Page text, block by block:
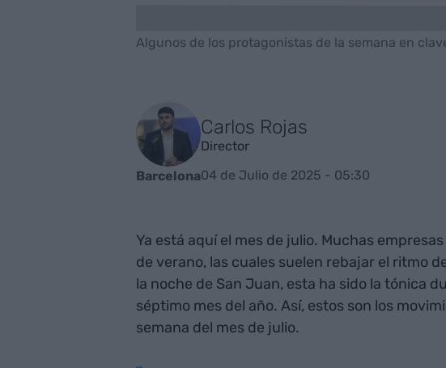
Algunos de los protagonistas de la semana en
Carlos Rojas
Director
Barcelona04 de Julio de 2025 - 05:30
Ya está aquí el mes de julio. Muchas
de verano, las cuales suelen rebajar el ritmo
la noche de San Juan, esta ha sido la tónica
séptimo mes del año. Así, estos son los
semana del mes de julio.